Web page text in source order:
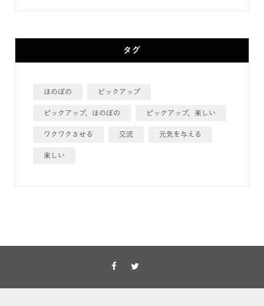
タグ
ほのぼの ピックアップ
ピックアップ、ほのぼの ピックアップ、楽しい
ワクワクさせる 交流 元気を与える
楽しい